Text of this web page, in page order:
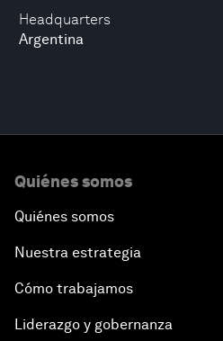
Headquarters
Argentina
Quiénes somos
Quiénes somos
Nuestra estrategia
Cómo trabajamos
Liderazgo y gobernanza